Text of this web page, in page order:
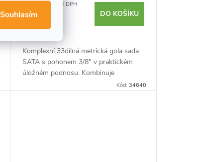
Souhlasím
1 693,39 Kč bez DPH
2 049 Kč
Skladem
DO KOŠÍKU
Komplexní 33dílná metrická gola sada
SATA s pohonem 3/8" v praktickém
úložném podnosu. Kombinuje
standardní a hluboké 6hranné hlavice s
Kód: 34640